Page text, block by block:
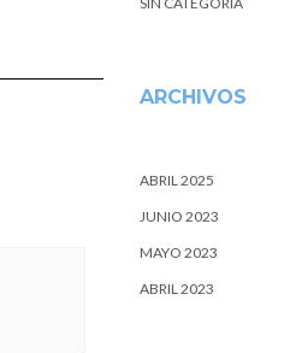
ARCHIVOS
ABRIL 2025
JUNIO 2023
MAYO 2023
ABRIL 2023